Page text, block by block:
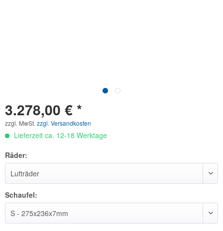
3.278,00 € *
zzgl. MwSt. zzgl. Versandkosten
Lieferzeit ca. 12-18 Werktage
Räder:
Schaufel: